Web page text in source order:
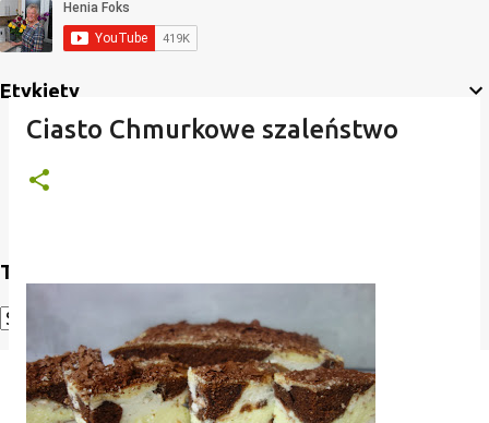
Etykiety
Translate
Powered by Translate
Ciasto Chmurkowe szaleństwo